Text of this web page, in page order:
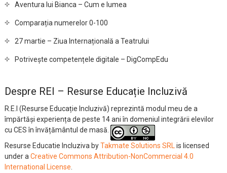
Aventura lui Bianca – Cum e lumea
Comparația numerelor 0-100
27 martie – Ziua Internațională a Teatrului
Potrivește competențele digitale – DigCompEdu
Despre REI – Resurse Educație Incluzivă
R.E.I (Resurse Educație Incluzivă) reprezintă modul meu de a
împărtăși experiența de peste 14 ani în domeniul integrării elevilor
cu CES în învățământul de masă.
Resurse Educatie IncluzivabyTakmate Solutions SRLis licensed
under aCreative Commons Attribution-NonCommercial 4.0
International License.